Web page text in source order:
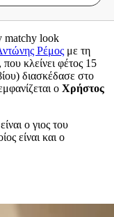
matchy look
Ρέμος με τη
κλείνει φέτος 15
διασκέδασε στο
ο Χρήστος
ο γιος του
είναι και ο